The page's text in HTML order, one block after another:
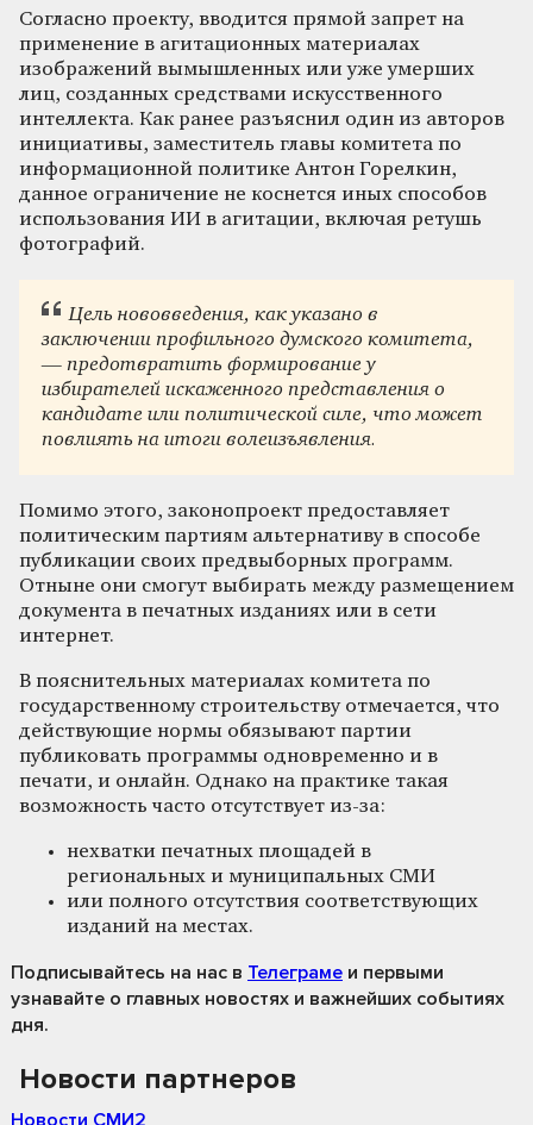
Согласно проекту, вводится прямой запрет на
применение в агитационных материалах
изображений вымышленных или уже умерших
лиц, созданных средствами искусственного
интеллекта. Как ранее разъяснил один из авторов
инициативы, заместитель главы комитета по
информационной политике Антон Горелкин,
данное ограничение не коснется иных способов
использования ИИ в агитации, включая ретушь
фотографий.
Цель нововведения, как указано в
заключении профильного думского комитета,
— предотвратить формирование у
избирателей искаженного представления о
кандидате или политической силе, что может
повлиять на итоги волеизъявления.
Помимо этого, законопроект предоставляет
политическим партиям альтернативу в способе
публикации своих предвыборных программ.
Отныне они смогут выбирать между размещением
документа в печатных изданиях или в сети
интернет.
В пояснительных материалах комитета по
государственному строительству отмечается, что
действующие нормы обязывают партии
публиковать программы одновременно и в
печати, и онлайн. Однако на практике такая
возможность часто отсутствует из-за:
нехватки печатных площадей в
региональных и муниципальных СМИ
или полного отсутствия соответствующих
изданий на местах.
Подписывайтесь на нас в Телеграме и первыми
узнавайте о главных новостях и важнейших событиях
дня.
Новости партнеров
Новости СМИ2